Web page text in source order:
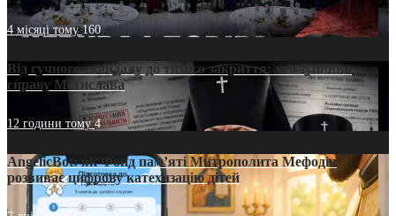
4 місяці тому160
Від гучного скандалу до тихого закриття: хто зупинив
справу Мстислава
12 години тому4
AngelicBot: як Фонд пам’яті Митрополита Мефодія
розвиває цифрову катехизацію дітей